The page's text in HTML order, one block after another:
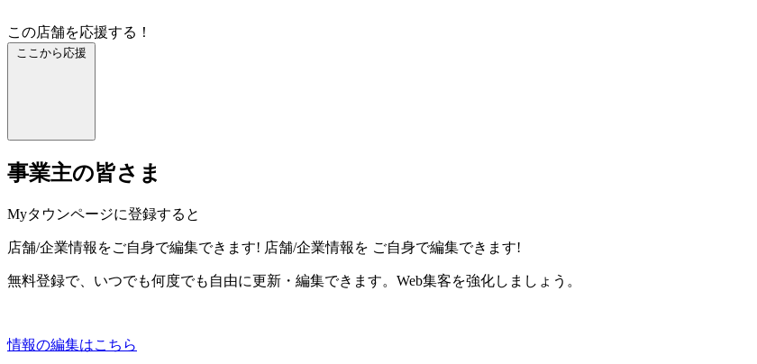
この店舗を応援する！
ここから応援
事業主の皆さま
Myタウンページに登録すると
店舗/企業情報をご自身で編集できます! 店舗/企業情報を ご自身で編集できます!
無料登録で、いつでも何度でも自由に更新・編集できます。Web集客を強化しましょう。
情報の編集はこちら